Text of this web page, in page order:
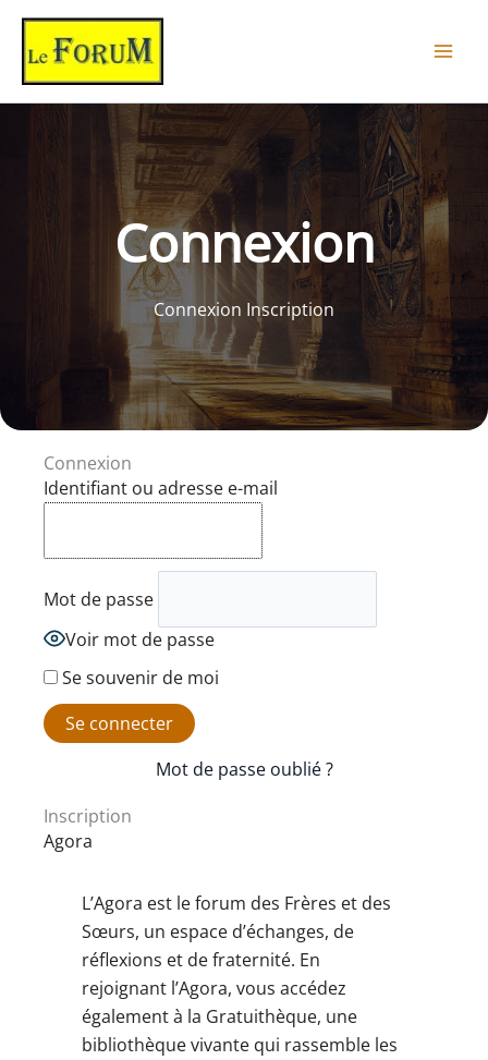
Aller
contenu
Connexion
Connexion Inscription
Connexion
Identifiant ou adresse e-mail
Mot de passe
Voir mot de passe
Se souvenir de moi
Mot de passe oublié ?
Inscription
Agora
L’Agora est le forum des Frères et des
Sœurs, un espace d’échanges, de
réflexions et de fraternité. En
rejoignant l’Agora, vous accédez
également à la Gratuithèque, une
bibliothèque vivante qui rassemble les